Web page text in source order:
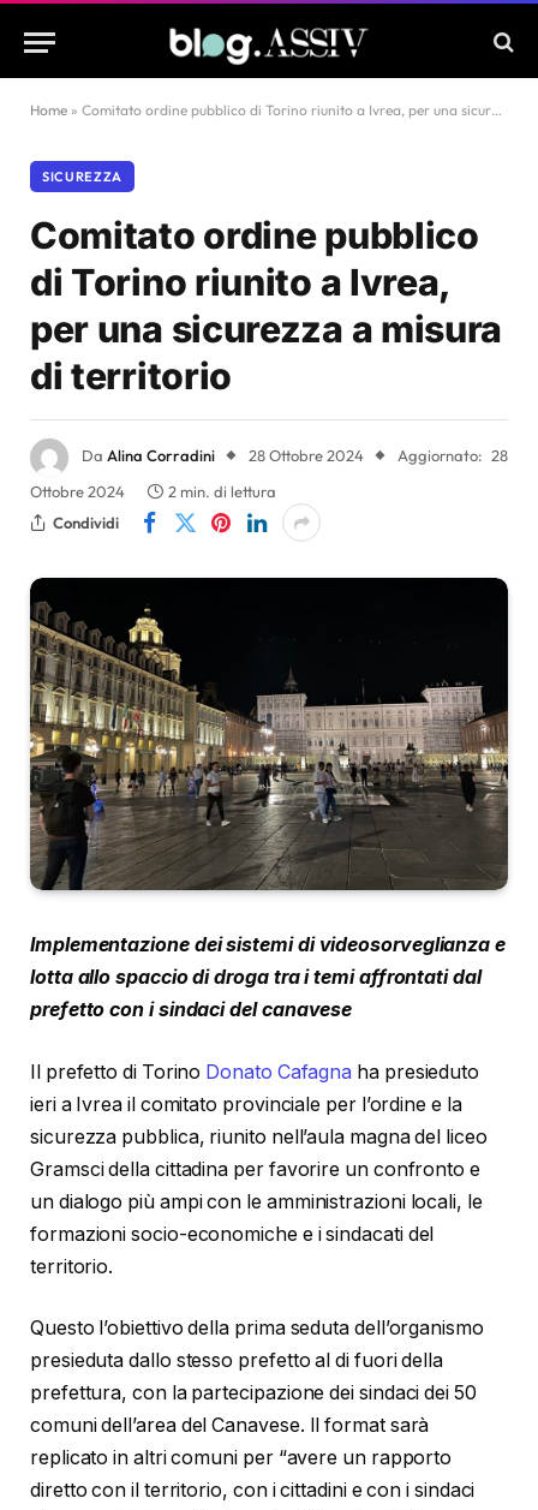
Home » Comitato ordine pubblico di Torino riunito a Ivrea, per una sicurezza a misura di territorio
SICUREZZA
Comitato ordine pubblico
di Torino riunito a Ivrea,
per una sicurezza a misura
di territorio
Da Alina Corradini 28 Ottobre 2024 Aggiornato: 28
Ottobre 2024
2 min. di lettura
Condividi
Implementazione dei sistemi di videosorveglianza e
lotta allo spaccio di droga tra i temi affrontati dal
prefetto con i sindaci del canavese
Il prefetto di Torino Donato Cafagna ha presieduto
ieri a Ivrea il comitato provinciale per l’ordine e la
sicurezza pubblica, riunito nell’aula magna del liceo
Gramsci della cittadina per favorire un confronto e
un dialogo più ampi con le amministrazioni locali, le
formazioni socio-economiche e i sindacati del
territorio.
Questo l’obiettivo della prima seduta dell’organismo
presieduta dallo stesso prefetto al di fuori della
prefettura, con la partecipazione dei sindaci dei 50
comuni dell’area del Canavese. Il format sarà
replicato in altri comuni per “avere un rapporto
diretto con il territorio, con i cittadini e con i sindaci